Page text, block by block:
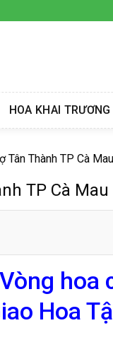
HOA KHAI TRƯƠNG
Tân Thành TP Cà Mau
TP Cà Mau
hoa
Hoa